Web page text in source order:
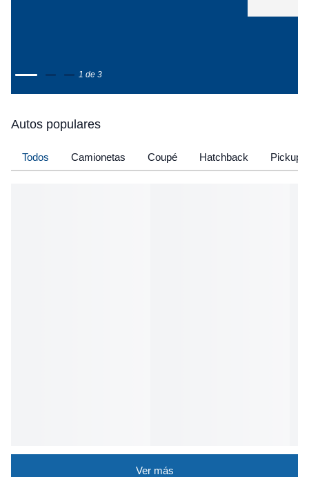
1 de 3
Autos populares
Todos Camionetas Coupé Hatchback Pickup
Ver más